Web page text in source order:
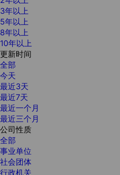
3年以上
5年以上
8年以上
10年以上
更新时间
全部
今天
最近3天
最近7天
最近一个月
最近三个月
公司性质
全部
事业单位
社会团体
行政机关